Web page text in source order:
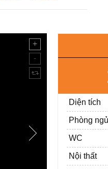
Diện tích
Phòng ngủ
WC
Nội thất